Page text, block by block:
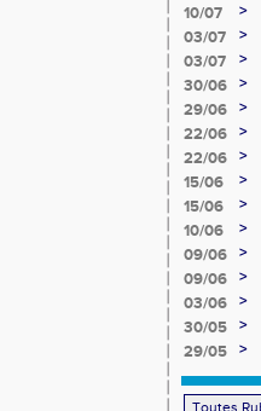
10/07
>
03/07 >
03/07
>
30/06 >
29/06
>
22/06
>
22/06
>
15/06
>
15/06
>
10/06
>
09/06
>
09/06
>
03/06
>
30/05
>
29/05
>